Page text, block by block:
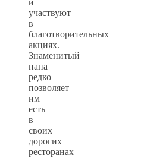
участвуют
в
благотворительных
акциях.
Знаменитый
папа
редко
позволяет
им
есть
в
своих
дорогих
ресторанах